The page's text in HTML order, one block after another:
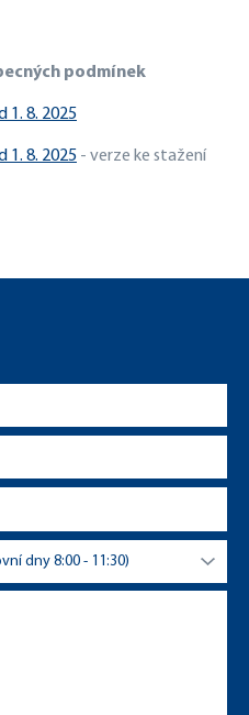
podmínek
1. 8. 2025
1. 8. 2025 - verze ke stažení